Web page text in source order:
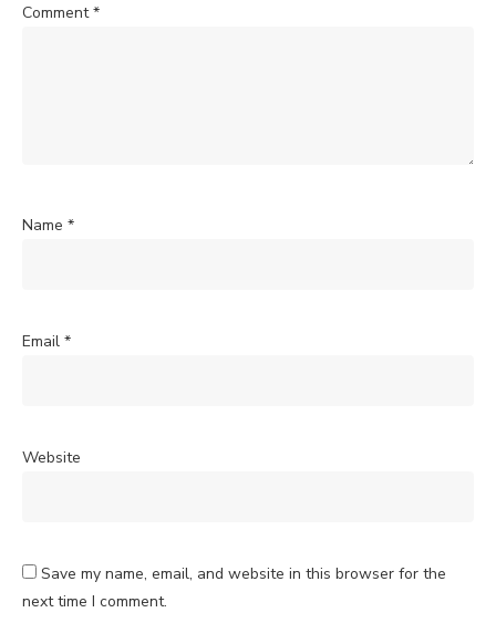
Comment*
Name *
Email *
Website
Save my name, email, and website in this browser for the
next time I comment.